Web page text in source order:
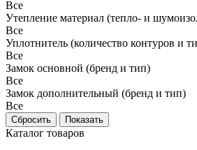
Все
Утепление материал (тепло- и
Все
Уплотнитель (количество контуров и
Все
Замок основной (бренд и тип)
Все
Замок дополнительный (бренд и тип)
Все
Каталог товаров